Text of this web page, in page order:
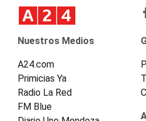
Nuestros Medios
A24.com
Primicias Ya
Radio La Red
FM Blue